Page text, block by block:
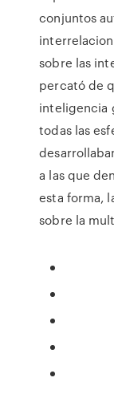
conjuntos
sobre las
percató de
inteligencia
todas las
a las que
esta forma,
sobre la